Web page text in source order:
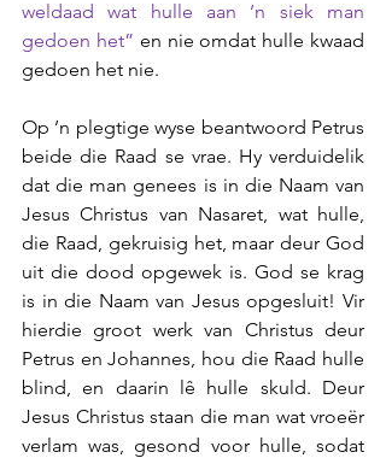
weldaad wat hulle aan ’n siek man
gedoen het” en nie omdat hulle kwaad
gedoen het nie.
Op ’n plegtige wyse beantwoord Petrus
beide die Raad se vrae. Hy verduidelik
dat die man genees is in die Naam van
Jesus Christus van Nasaret, wat hulle,
die Raad, gekruisig het, maar deur God
uit die dood opgewek is. God se krag
is in die Naam van Jesus opgesluit! Vir
hierdie groot werk van Christus deur
Petrus en Johannes, hou die Raad hulle
blind, en daarin lê hulle skuld. Deur
Jesus Christus staan die man wat vroeër
verlam was, gesond voor hulle, sodat